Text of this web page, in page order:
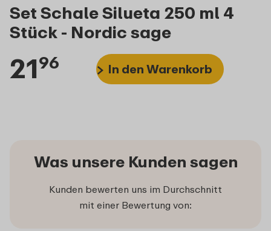
Set Schale Silueta 250 ml 4
Stück - Nordic sage
2196 In den Warenkorb
Was unsere Kunden sagen
Kunden bewerten uns im Durchschnitt
mit einer Bewertung von: